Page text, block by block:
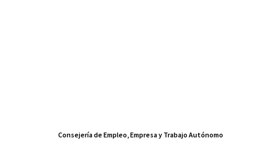
Consejería de Empleo, Empresa y Trabajo Autónomo